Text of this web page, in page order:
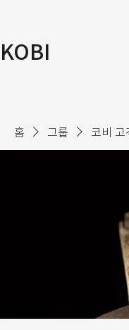
KOBI
홈 그룹 코비 고